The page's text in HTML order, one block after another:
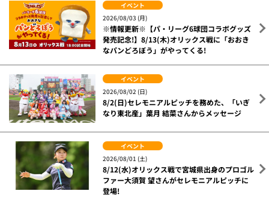
イベント
2026/08/03 (月)
※情報更新※【パ・リーグ6球団コラボグッズ
発売記念!】8/13(木)オリックス戦に「おおき
なパンどろぼう」がやってくる!
イベント
2026/08/02 (日)
8/2(日)セレモニアルピッチを務めた、「いぎ
なり東北産」葉月 結菜さんからメッセージ
イベント
2026/08/01 (土)
8/12(水)オリックス戦で宮城県出身のプロゴル
ファー大須賀 望さんがセレモニアルピッチに
登場!